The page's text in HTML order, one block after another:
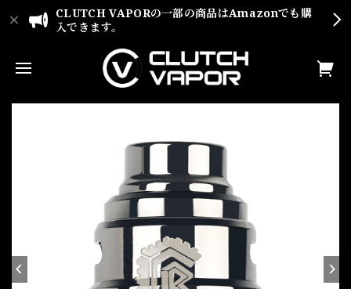
CLUTCH VAPORの一部の商品はAmazonでも購
入できます。